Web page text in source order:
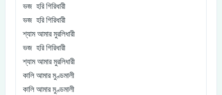
ভজ হরি গিরিধারী
ভজ হরি গিরিধারী
শ্যাম আমার মুরলিধারী
ভজ হরি গিরিধারী
শ্যাম আমার মুরলিধারী
কালি আমার মুণ্ডমালী
কালি আমার মুণ্ডমালী